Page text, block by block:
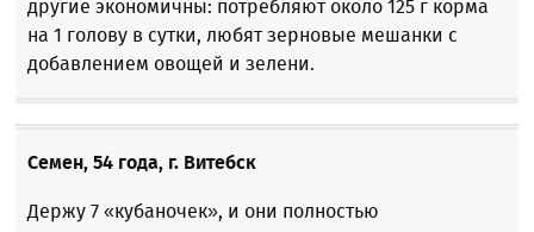
другие экономичны: потребляют около 125 г корма
на 1 голову в сутки, любят зерновые мешанки с
добавлением овощей и зелени.
Семен, 54 года, г. Витебск
Держу 7 «кубаночек», и они полностью